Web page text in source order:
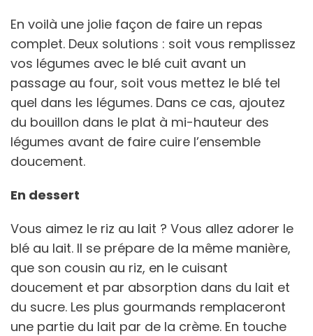
En voilà une jolie façon de faire un repas
complet. Deux solutions : soit vous remplissez
vos légumes avec le blé cuit avant un
passage au four, soit vous mettez le blé tel
quel dans les légumes. Dans ce cas, ajoutez
du bouillon dans le plat à mi-hauteur des
légumes avant de faire cuire l’ensemble
doucement.
En dessert
Vous aimez le riz au lait ? Vous allez adorer le
blé au lait. Il se prépare de la même manière,
que son cousin au riz, en le cuisant
doucement et par absorption dans du lait et
du sucre. Les plus gourmands remplaceront
une partie du lait par de la crème. En touche